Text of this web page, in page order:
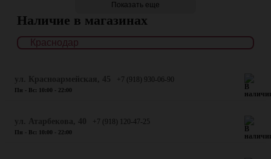
Показать еще
Наличие в магазинах
+7 (918) 930-06-90
Пн - Вс: 10:00 - 22:00
+7 (918) 120-47-25
Пн - Вс: 10:00 - 22:00